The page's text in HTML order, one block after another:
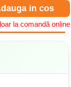
in cos
la comandă online